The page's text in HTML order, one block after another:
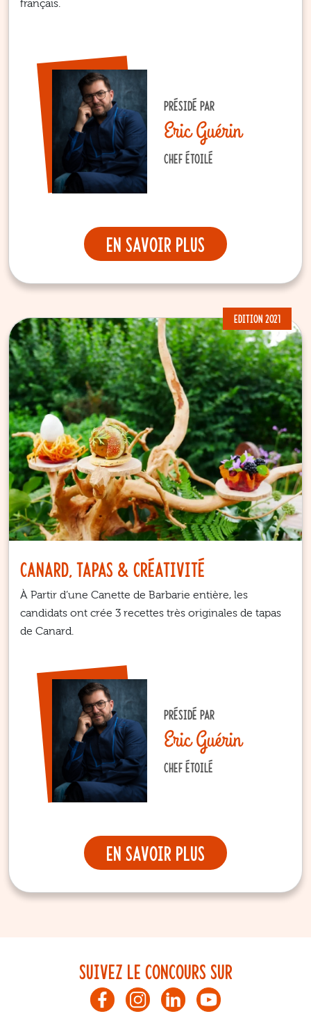
français.
PRÉSIDÉ PAR
Eric Guérin
CHEF ÉTOILÉ
En savoir plus
EDITION 2021
Canard, Tapas & Créativité
À Partir d’une Canette de Barbarie entière, les
candidats ont crée 3 recettes très originales de tapas
de Canard.
PRÉSIDÉ PAR
Eric Guérin
CHEF ÉTOILÉ
En savoir plus
SUIVEZ LE CONCOURS SUR